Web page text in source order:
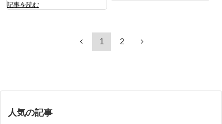
記事を読む
1 2
人気の記事